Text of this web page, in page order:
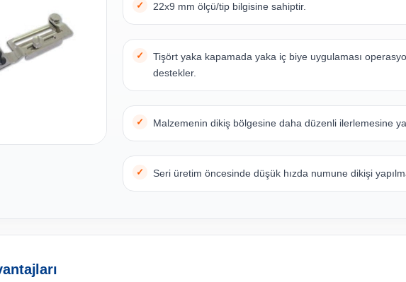
22x9 mm ölçü/tip bilgisine sahiptir.
Tişört yaka kapamada yaka iç biye uygulaması
destekler.
Malzemenin dikiş bölgesine daha düzenli ilerlemesine
Seri üretim öncesinde düşük hızda numune dikişi